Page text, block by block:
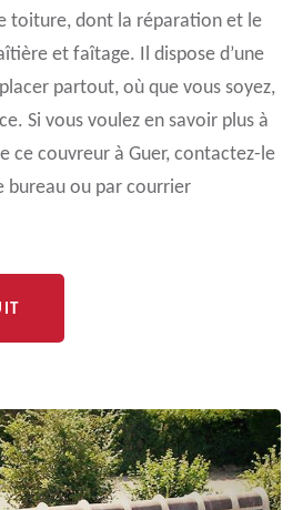
toiture, dont la réparation et le
et faîtage. Il dispose d’une
partout, où que vous soyez,
Si vous voulez en savoir plus à
ce couvreur à Guer, contactez-le
bureau ou par courrier